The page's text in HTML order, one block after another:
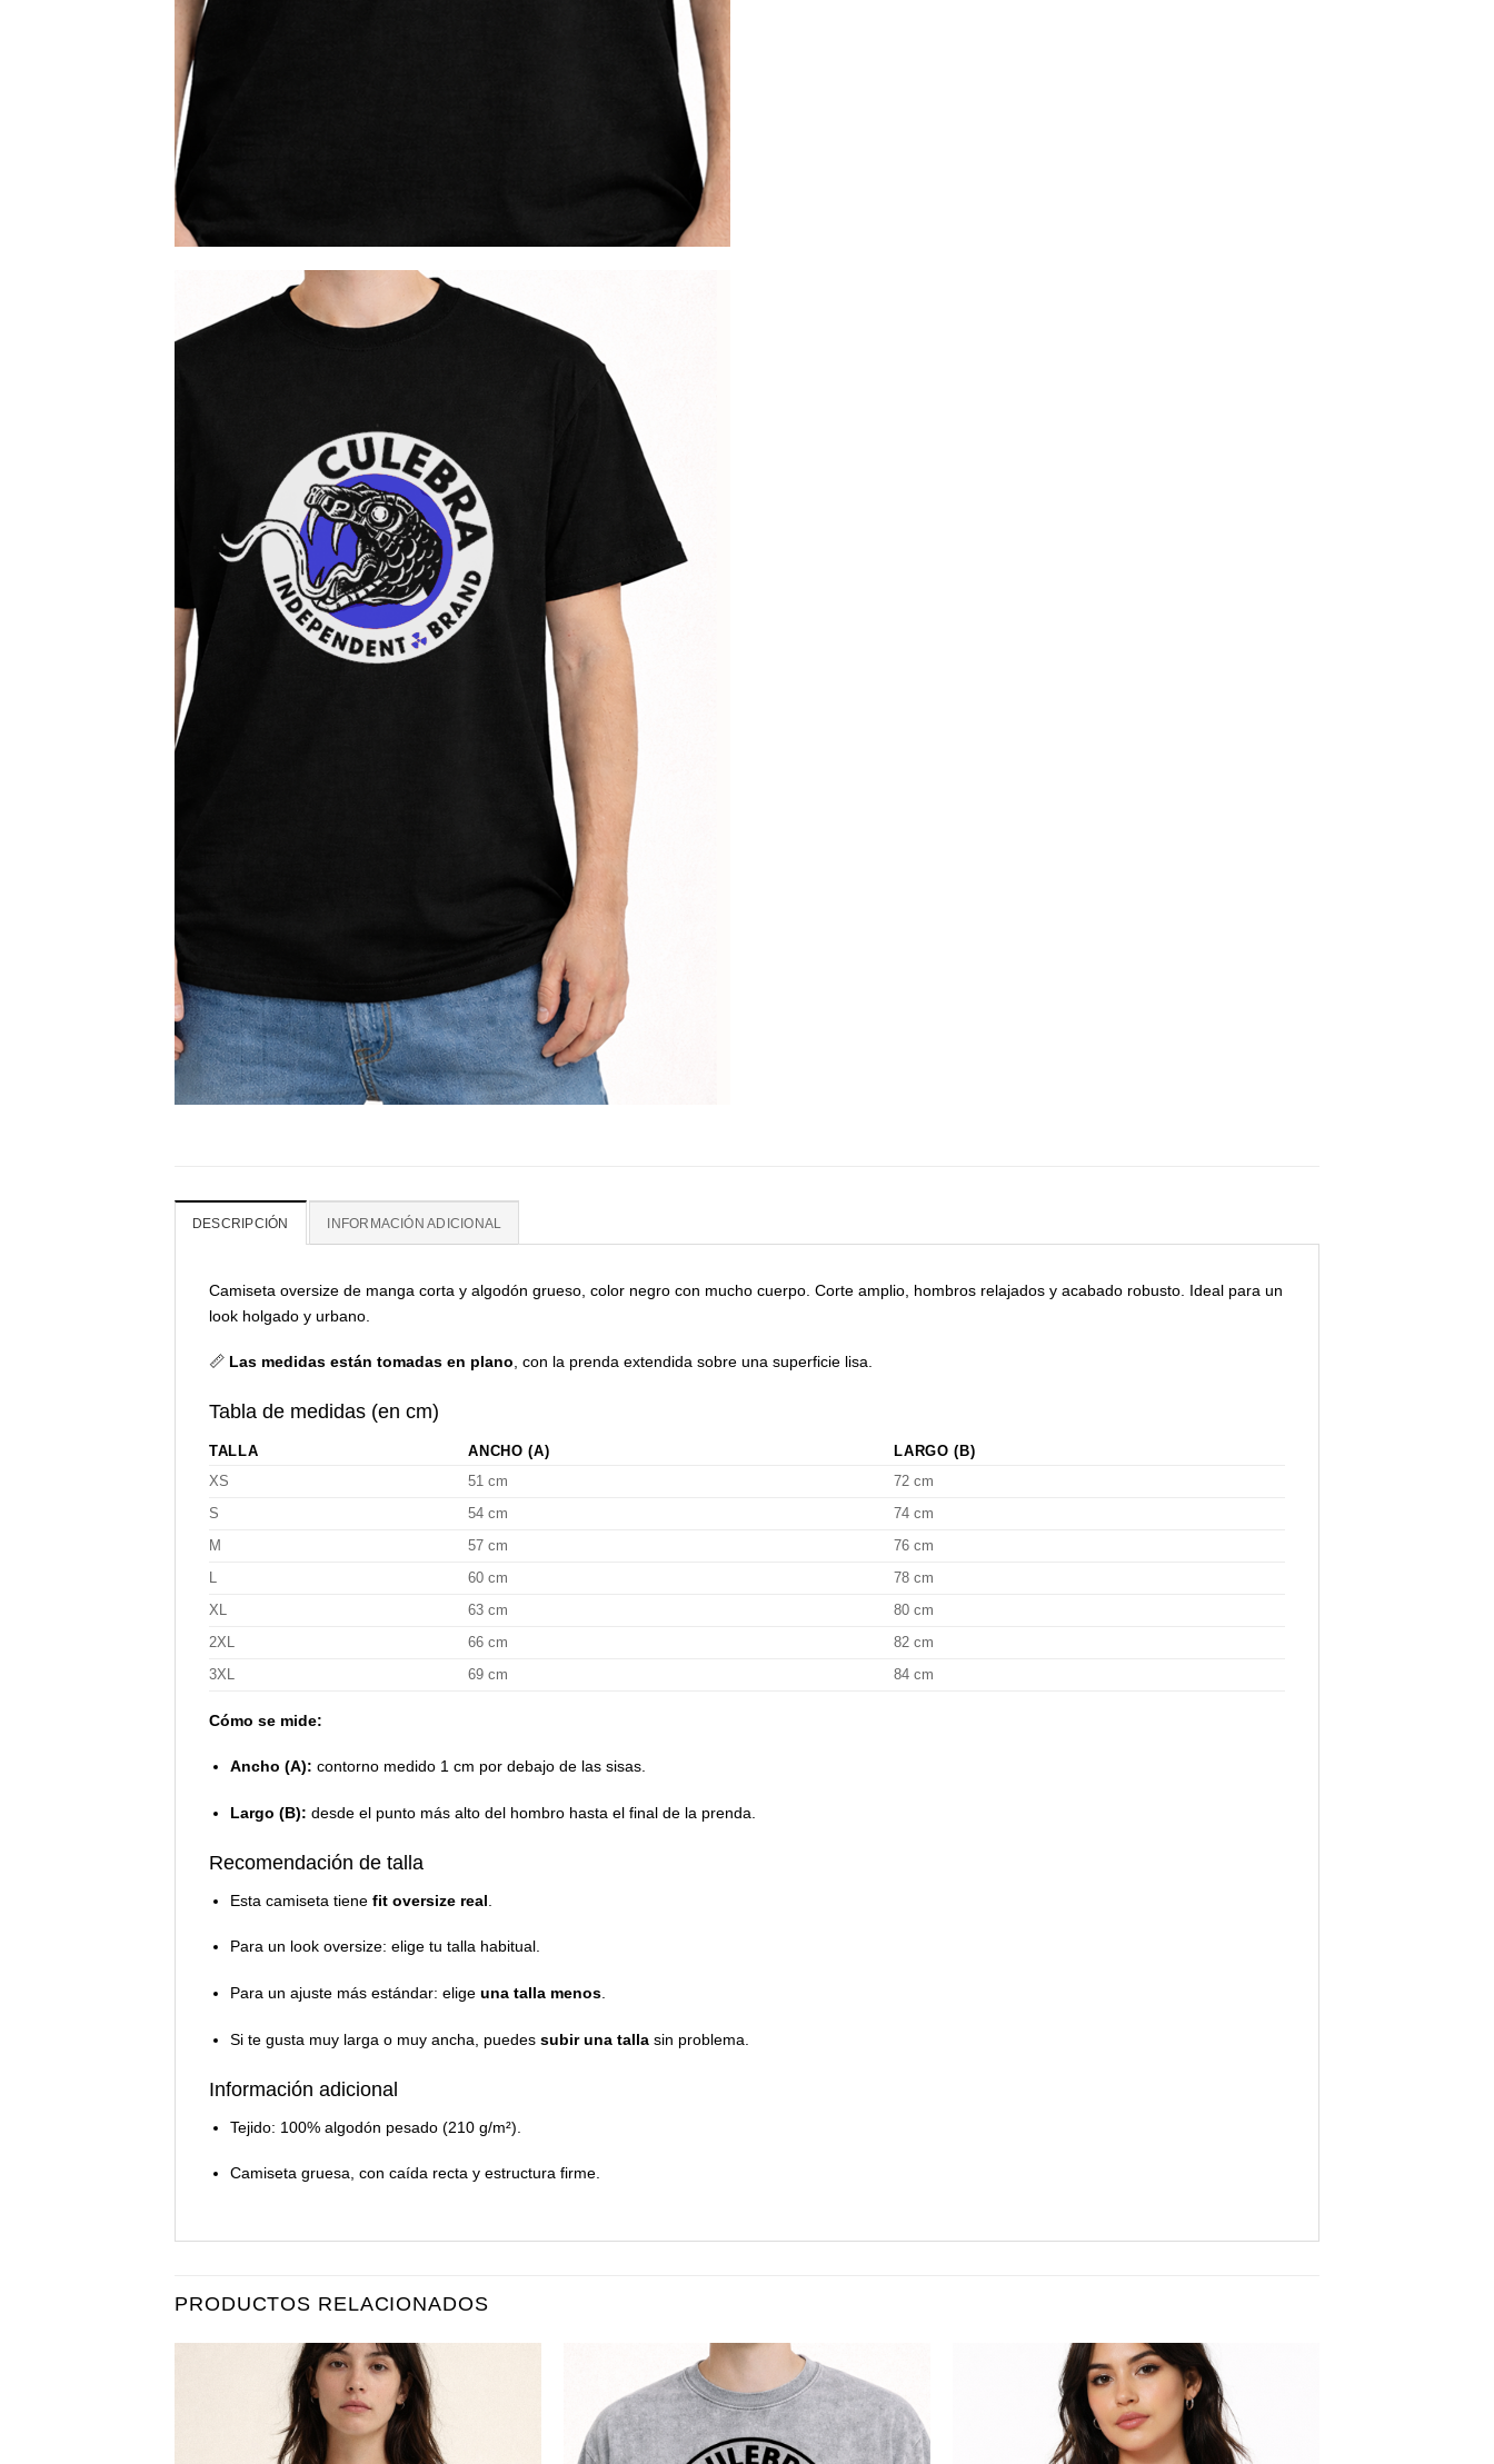
DESCRIPCIÓN INFORMACIÓN ADICIONAL
Camiseta oversize de manga corta y algodón grueso, color negro con mucho cuerpo. Corte amplio, hombros relajados y acabado robusto. Ideal para un
look holgado y urbano.
📏 Las medidas están tomadas en plano, con la prenda extendida sobre una superficie lisa.
Tabla de medidas (en cm)
TALLA ANCHO (A)
LARGO (B)
XS
51 cm
72 cm
S
54 cm
74 cm
M
57 cm
76 cm
L
60 cm
78 cm
XL
63 cm
80 cm
2XL
66 cm
82 cm
3XL
69 cm 84 cm
Cómo se mide:
Ancho (A): contorno medido 1 cm por debajo de las sisas.
Largo (B): desde el punto más alto del hombro hasta el final de la prenda.
Recomendación de talla
Esta camiseta tiene fit oversize real
Para un look oversize: elige tu talla habitual.
Para un ajuste más estándar: elige una talla menos.
Si te gusta muy larga o muy ancha, puedes subir una tallasin problema.
Información adicional
Tejido: 100% algodón pesado (210 g/m²).
Camiseta gruesa, con caída recta y estructura firme.
PRODUCTOS RELACIONADOS